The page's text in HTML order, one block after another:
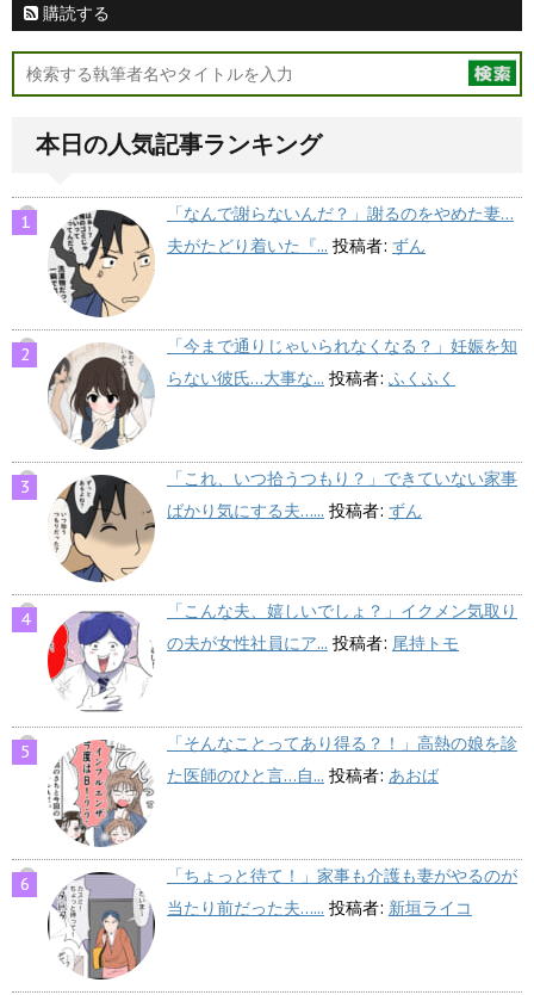
購読する
本日の人気記事ランキング
「なんで謝らないんだ？」謝るのをやめた妻…
夫がたどり着いた『... 投稿者: ずん
「今まで通りじゃいられなくなる？」妊娠を知
らない彼氏…大事な... 投稿者: ふくふく
「これ、いつ拾うつもり？」できていない家事
ばかり気にする夫…... 投稿者: ずん
「こんな夫、嬉しいでしょ？」イクメン気取り
の夫が女性社員にア... 投稿者: 尾持トモ
「そんなことってあり得る？！」高熱の娘を診
た医師のひと言…自... 投稿者: あおば
「ちょっと待て！」家事も介護も妻がやるのが
当たり前だった夫…... 投稿者: 新垣ライコ